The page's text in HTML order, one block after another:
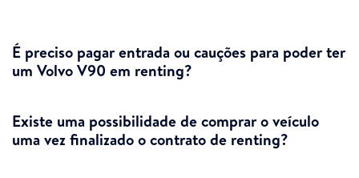
É preciso pagar entrada ou cauções para poder ter
um Volvo V90 em renting?
Existe uma possibilidade de comprar o veículo
uma vez finalizado o contrato de renting?